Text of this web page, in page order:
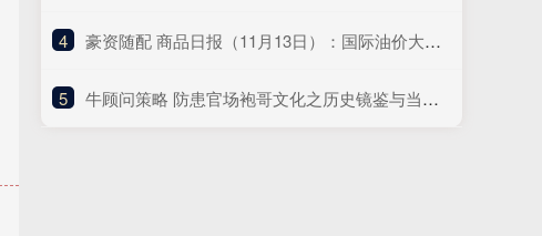
4 ​豪资随配 商品日报（11月13日）：国际油价大幅下挫 白银再创历史新高
5 ​牛顾问策略 防患官场袍哥文化之历史镜鉴与当代启示